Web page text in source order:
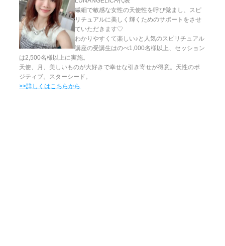
繊細で敏感な女性の天使性を呼び覚まし、スピ
リチュアルに美しく輝くためのサポートをさせ
ていただきます♡
わかりやすくて楽しい♪と人気のスピリチュアル
講座の受講生はのべ1,000名様以上、セッション
は2,500名様以上に実施。
天使、月、美しいものが大好きで幸せな引き寄せが得意。天性のポ
ジティブ。スターシード。
>>詳しくはこちらから